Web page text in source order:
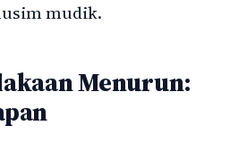
mudik.
Menurun: